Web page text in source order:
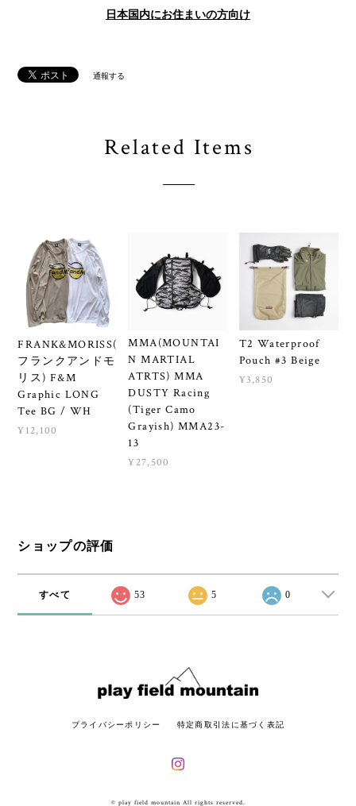
日本国内にお住まいの方向け
通報する
Related Items
FRANK&MORISS(
フランクアンドモ
リス) F&M
Graphic LONG
Tee BG / WH
¥12,100
MMA(MOUNTAI
N MARTIAL
ATRTS) MMA
DUSTY Racing
(Tiger Camo
Grayish) MMA23-
13
¥27,500
T2 Waterproof
Pouch #3 Beige
¥3,850
ショップの評価
すべて 53 5 0
プライバシーポリシー 特定商取引法に基づく表記
© play field mountain All rights reserved.